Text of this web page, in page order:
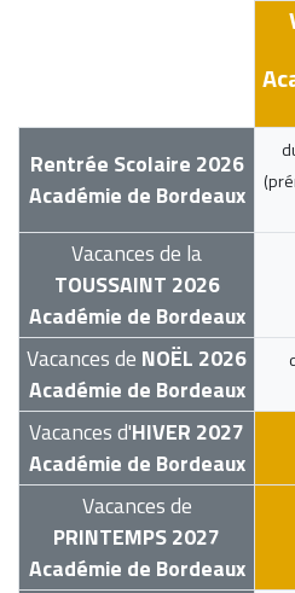
Rentrée Scolaire 2026
Académie de Bordeaux
Vacances de la
TOUSSAINT 2026
Académie de Bordeaux
Vacances de NOËL 2026
Académie de Bordeaux
Vacances d'HIVER 2027
Académie de Bordeaux
Vacances de
PRINTEMPS 2027
Académie de Bordeaux